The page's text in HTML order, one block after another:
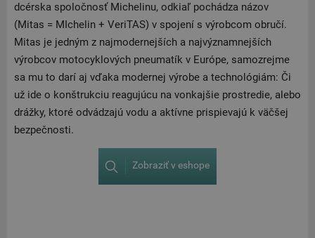
dcérska spoločnosť Michelinu, odkiaľ pochádza názov
(Mitas = MIchelin + VeriTAS) v spojení s výrobcom obručí.
Mitas je jedným z najmodernejších a najvýznamnejších
výrobcov motocyklových pneumatík v Európe, samozrejme
sa mu to darí aj vďaka modernej výrobe a technológiám: Či
už ide o konštrukciu reagujúcu na vonkajšie prostredie, alebo
drážky, ktoré odvádzajú vodu a aktívne prispievajú k väčšej
bezpečnosti.
Zobraziť v eshope